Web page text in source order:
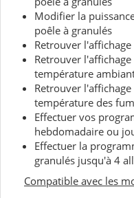
Modifier la
poêle à granulés
Retrouver
Retrouver
température
Retrouver
température des
Effectuer vos
hebdomadaire ou
Effectuer la
granulés jusqu'à 4
Compatible avec les